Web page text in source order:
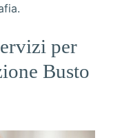
per
Busto